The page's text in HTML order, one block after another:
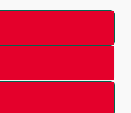
Ligue Magnus